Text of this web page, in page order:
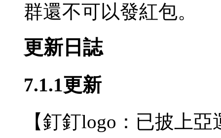
群還不可以發紅包。
更新日誌
7.1.1更新
【釘釘logo：已披上